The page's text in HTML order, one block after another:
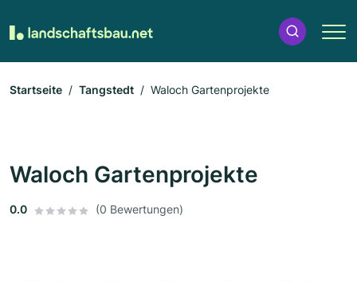
Startseite Tangstedt Waloch Gartenprojekte
Waloch Gartenprojekte
0.0 (0 Bewertungen)